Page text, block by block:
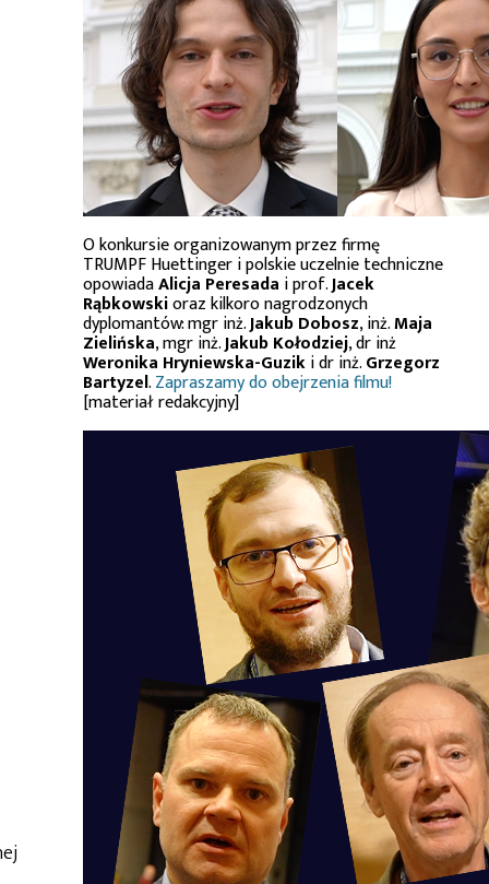
O konkursie organizowanym przez firmę
TRUMPF Huettinger i polskie uczelnie techniczne
opowiadaAlicja Peresada i prof.Jacek
Rąbkowskioraz kilkoro nagrodzonych
dyplomantów: mgr inż.Jakub Dobosz, inż.Maja
Zielińska, mgr inż.Jakub Kołodziej, dr inż
Weronika Hryniewska-Guziki dr inż.Grzegorz
Bartyzel.Zapraszamy do obejrzenia filmu!
[materiał redakcyjny]